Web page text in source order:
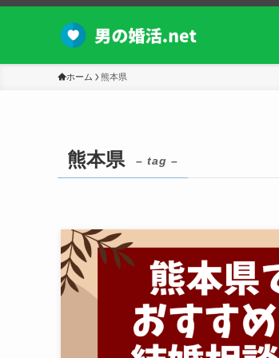
ホーム 熊本県
熊本県 – tag –